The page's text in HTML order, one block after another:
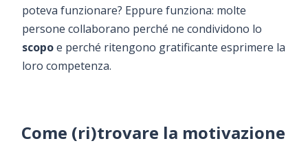
poteva funzionare? Eppure funziona: molte
persone collaborano perché ne condividono lo
scopoe perché ritengono gratificante esprimere la
loro competenza.
Come (ri)trovare la motivazione